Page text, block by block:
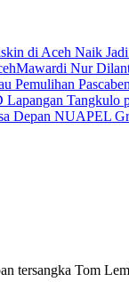
di Aceh Naik
Mawardi Nur
Pemulihan
Tangkulo
Depan NUAPEL
tersangka Tom